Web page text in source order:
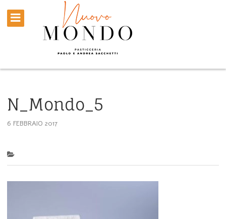
N_Mondo_5
6 FEBBRAIO 2017